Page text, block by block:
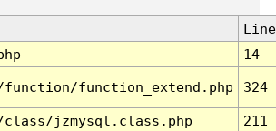
Line
14
function/function_extend.php 324
class/jzmysql.class.php
211